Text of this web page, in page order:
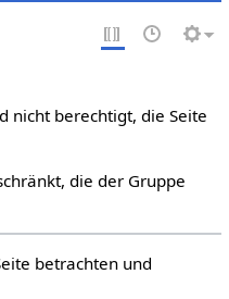
nicht berechtigt, die Seite
die der Gruppe
betrachten und